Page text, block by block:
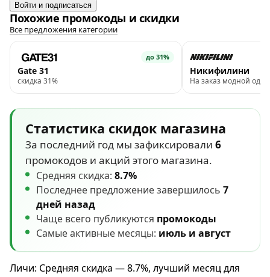
Войти и подписаться
Похожие промокоды и скидки
Все предложения категории
до 31%
Gate 31
скидка 31%
Никифилини
На заказ модной
Статистика скидок магазина
За последний год мы зафиксировали 6
промокодов и акций этого магазина.
Средняя скидка: 8.7%
Последнее предложение завершилось 7
дней назад
Чаще всего публикуются промокоды
Самые активные месяцы: июль и август
Личи: Средняя скидка — 8.7%, лучший месяц для